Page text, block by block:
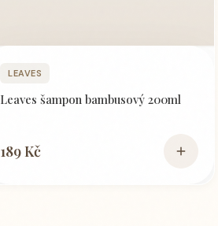
LEAVES
Leaves šampon bambusový 200ml
189 Kč